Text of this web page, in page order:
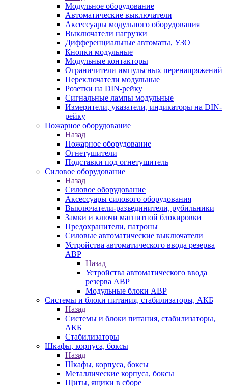
Модульное оборудование
Автоматические выключатели
Аксессуары модульного оборудования
Выключатели нагрузки
Дифференциальные автоматы, УЗО
Кнопки модульные
Модульные контакторы
Ограничители импульсных перенапряжений
Переключатели модульные
Розетки на DIN-рейку
Сигнальные лампы модульные
Измерители, указатели, индикаторы на DIN-
рейку
Пожарное оборудование
Назад
Пожарное оборудование
Огнетушители
Подставки под огнетушитель
Силовое оборудование
Назад
Силовое оборудование
Аксессуары силового оборудования
Выключатели-разъединители, рубильники
Замки и ключи магнитной блокировки
Предохранители, патроны
Силовые автоматические выключатели
Устройства автоматического ввода резерва
АВР
Назад
Устройства автоматического ввода
резерва АВР
Модульные блоки АВР
Системы и блоки питания, стабилизаторы, АКБ
Назад
Системы и блоки питания, стабилизаторы,
АКБ
Стабилизаторы
Шкафы, корпуса, боксы
Назад
Шкафы, корпуса, боксы
Металлические корпуса, боксы
Щиты, ящики в сборе